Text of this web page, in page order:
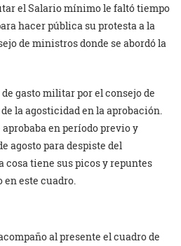
el Salario mínimo le faltó tiempo
hacer pública su protesta a la
de ministros donde se abordó la
gasto militar por el consejo de
la agosticidad en la aprobación.
en período previo y
agosto para despiste del
cosa tiene sus picos y repuntes
en este cuadro.
al presente el cuadro de